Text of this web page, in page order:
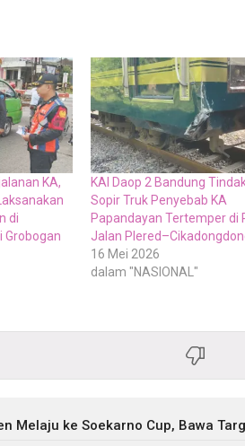
KA,
di
Grobogan
KAI Daop 2 Bandung
Sopir Truk Penyebab KA
Papandayan Tertemper di
Jalan
16 Mei 2026
dalam "NASIONAL"
Melaju ke Soekarno Cup, Bawa